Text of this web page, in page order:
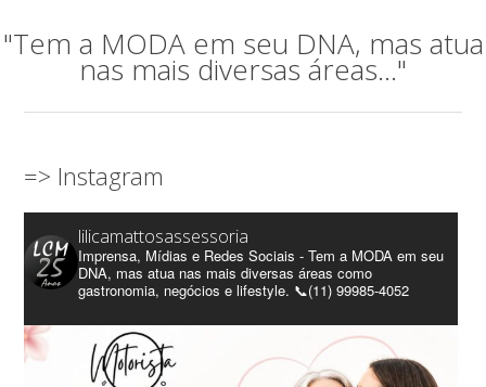
"Tem a MODA em seu DNA, mas atua
nas mais diversas áreas..."
=> Instagram
lilicamattosassessoria
Imprensa, Mídias e Redes Sociais - Tem a MODA em seu
DNA, mas atua nas mais diversas áreas como
gastronomia, negócios e lifestyle. 📞(11) 99985-4052